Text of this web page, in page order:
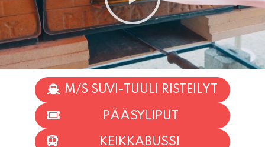
M/S SUVI-TUULI RISTEILYT
PÄÄSYLIPUT
KEIKKABUSSI